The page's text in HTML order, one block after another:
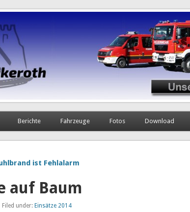
Berichte Fahrzeuge Fotos Download
ist Fehlalarm
auf Baum
under: Einsätze 2014